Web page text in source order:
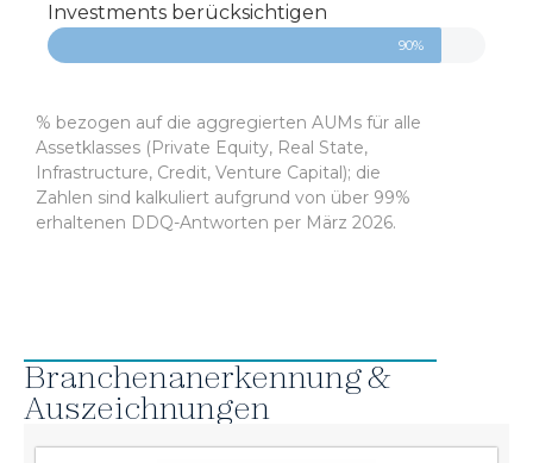
Investments berücksichtigen
90%
% bezogen auf die aggregierten AUMs für alle
Assetklasses (Private Equity, Real State,
Infrastructure, Credit, Venture Capital); die
Zahlen sind kalkuliert aufgrund von über 99%
erhaltenen DDQ-Antworten per März 2026.
Branchenanerkennung &
Auszeichnungen